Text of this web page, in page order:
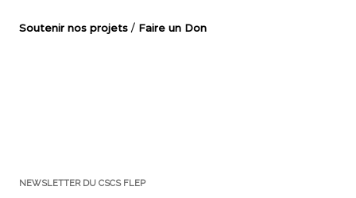
Soutenir nos projets / Faire un Don
NEWSLETTER DU CSCS FLEP